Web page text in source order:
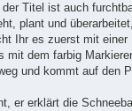
Titel ist auch
plant und
Ihr es zuerst mit
dem farbig
und kommt auf den
er erklärt die